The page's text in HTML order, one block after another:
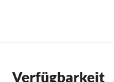
Für Ihre Skier stellen
Verfügbarkeit